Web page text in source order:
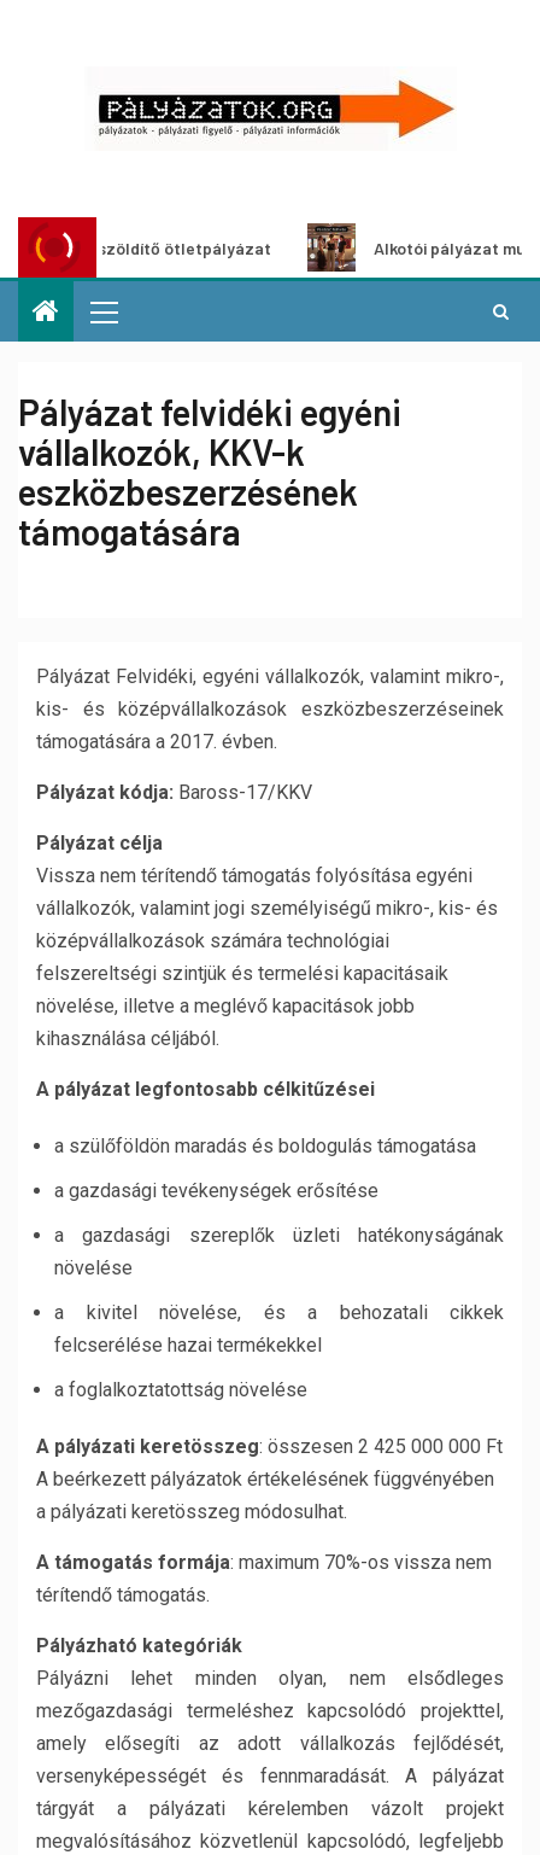
ötletpályázat Alkotói pályázat multimédia-
Pályázat felvidéki egyéni
vállalkozók, KKV-k
eszközbeszerzésének
támogatására
Pályázat Felvidéki, egyéni vállalkozók, valamint mikro-,
kis- és középvállalkozások eszközbeszerzéseinek
támogatására a 2017. évben.
Pályázat kódja: Baross-17/KKV
Pályázat célja
Vissza nem térítendő támogatás folyósítása egyéni
vállalkozók, valamint jogi személyiségű mikro-, kis- és
középvállalkozások számára technológiai
felszereltségi szintjük és termelési kapacitásaik
növelése, illetve a meglévő kapacitások jobb
kihasználása céljából.
A pályázat legfontosabb célkitűzései
a szülőföldön maradás és boldogulás támogatása
a gazdasági tevékenységek erősítése
a gazdasági szereplők üzleti hatékonyságának
növelése
a kivitel növelése, és a behozatali cikkek
felcserélése hazai termékekkel
a foglalkoztatottság növelése
A pályázati keretösszeg: összesen 2 425 000 000 Ft
A beérkezett pályázatok értékelésének függvényében
a pályázati keretösszeg módosulhat.
A támogatás formája: maximum 70%-os vissza nem
térítendő támogatás.
Pályázható kategóriák
Pályázni lehet minden olyan, nem elsődleges
mezőgazdasági termeléshez kapcsolódó projekttel,
amely elősegíti az adott vállalkozás fejlődését,
versenyképességét és fennmaradását. A pályázat
tárgyát a pályázati kérelemben vázolt projekt
megvalósításához közvetlenül kapcsolódó, legfeljebb